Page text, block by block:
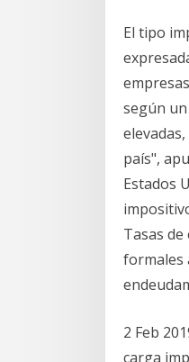
El tipo
según
país",
Estados
Tasas
formales
2 Feb
carga